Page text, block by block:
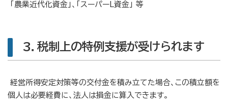
「農業近代化資金」、「スーパーL資金」 等
3．税制上の特例支援が受けられます
経営所得安定対策等の交付金を積み立てた場合、この積立額を
個人は必要経費に、法人は損金に算入できます。